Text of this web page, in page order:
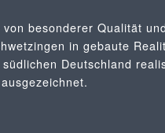
besonderer Qualität
in gebaute
Deutschland